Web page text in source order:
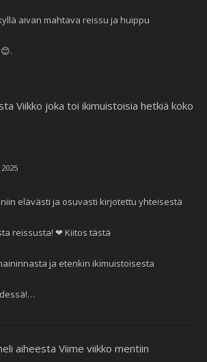
aivan mahtava reissu ja huippu
Viikko joka toi ikimuistoisia hetkiä koko
elävästi ja osuvasti kirjotettu yhteisestä
reissusta! ❤ Kiitos tästä
ja etenkin ikimuistoisesta
aiheesta Viime viikko mentiin